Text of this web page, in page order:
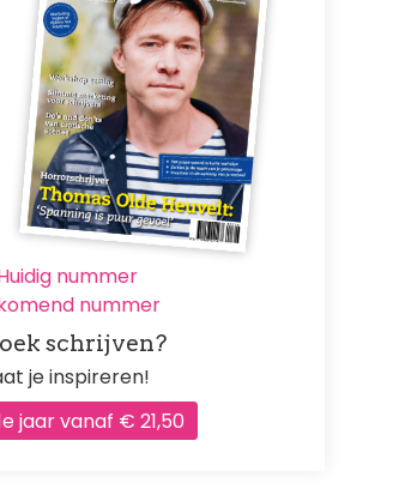
nummer
nummer
schrijven?
je inspireren!
jaar vanaf € 21,50